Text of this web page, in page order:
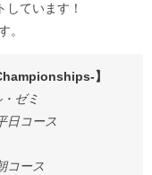
ています！
。
】
ゼミ
日コース
コース